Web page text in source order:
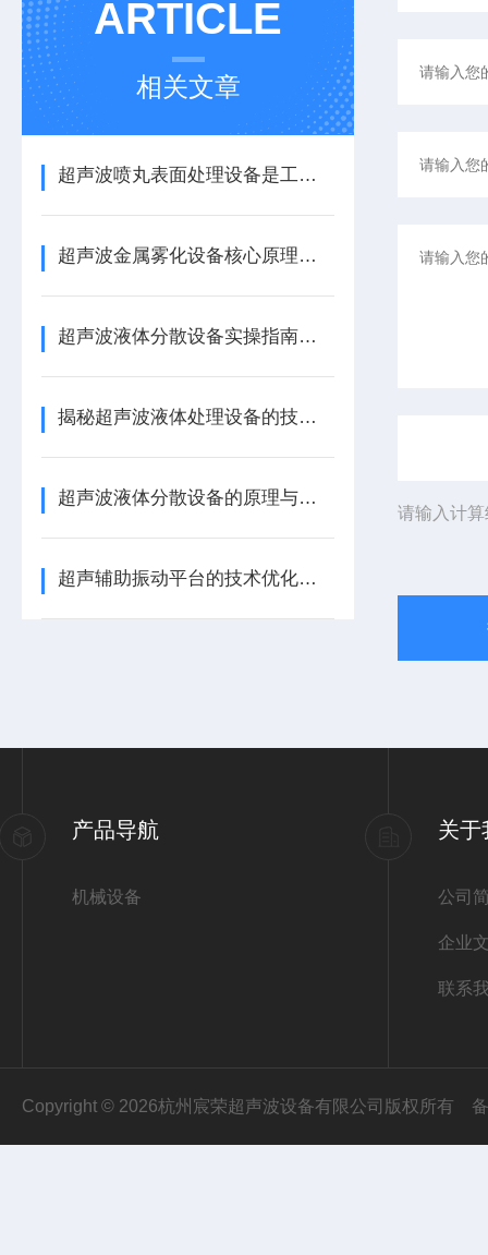
ARTICLE
相关文章
超声波喷丸表面处理设备是工艺与应用介绍
超声波金属雾化设备核心原理与应用场景
超声波液体分散设备实操指南：细节把控与工艺优化
揭秘超声波液体处理设备的技术奥秘
超声波液体分散设备的原理与应用解析
超声辅助振动平台的技术优化和选型要点
请输入计
产品导航
机械设备
关于
公司
企业
联系
Copyright © 2026杭州宸荣超声波设备有限公司版权所有